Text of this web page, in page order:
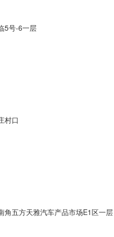
5号-6一层
村口
角五方天雅汽车产品市场E1区一层